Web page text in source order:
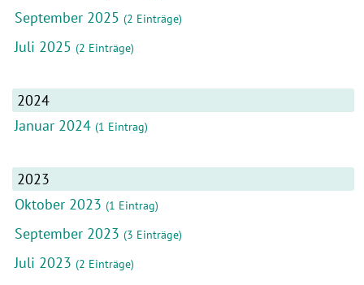
September 2025 (2 Einträge)
Juli 2025 (2 Einträge)
2024
Januar 2024 (1 Eintrag)
2023
Oktober 2023 (1 Eintrag)
September 2023 (3 Einträge)
Juli 2023 (2 Einträge)